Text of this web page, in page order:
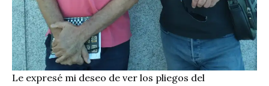
Le expresé mi deseo de ver los pliegos del